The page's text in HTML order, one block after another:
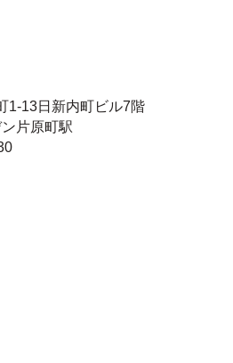
1-13日新内町ビル7階
片原町駅